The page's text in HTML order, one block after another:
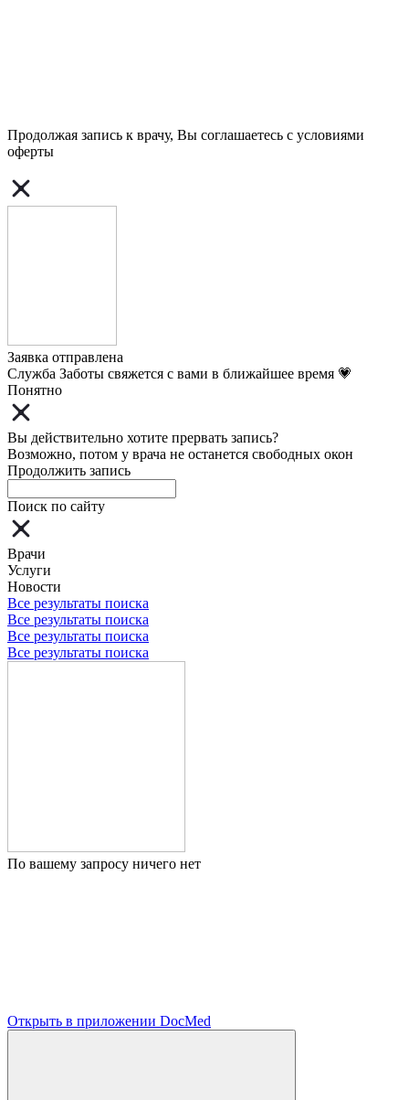
Продолжая запись к врачу, Вы соглашаетесь с условиями
оферты
Заявка отправлена
Служба Заботы свяжется с вами в ближайшее время 💗
Понятно
Вы действительно хотите прервать запись?
Возможно, потом у врача не останется свободных окон
Продолжить запись
Поиск по сайту
Врачи
Услуги
Новости
Все результаты поиска
Все результаты поиска
Все результаты поиска
Все результаты поиска
По вашему запросу ничего нет
Открыть в приложении DocMed